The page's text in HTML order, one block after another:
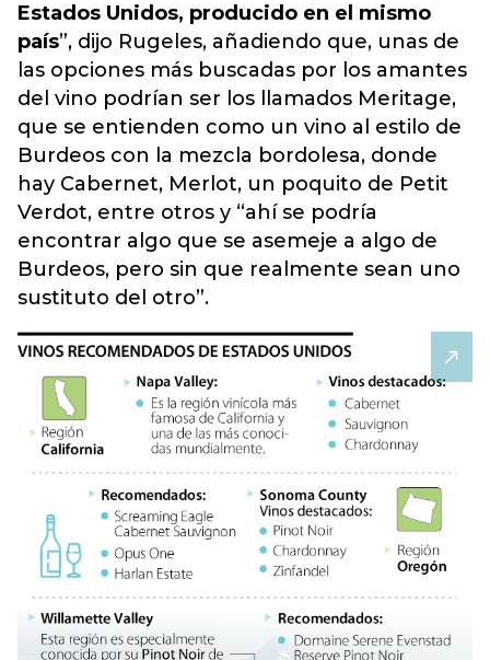
Estados Unidos, producido en el mismo
país”, dijo Rugeles, añadiendo que, unas de
las opciones más buscadas por los amantes
del vino podrían ser los llamados Meritage,
que se entienden como un vino al estilo de
Burdeos con la mezcla bordolesa, donde
hay Cabernet, Merlot, un poquito de Petit
Verdot, entre otros y “ahí se podría
encontrar algo que se asemeje a algo de
Burdeos, pero sin que realmente sean uno
sustituto del otro”.